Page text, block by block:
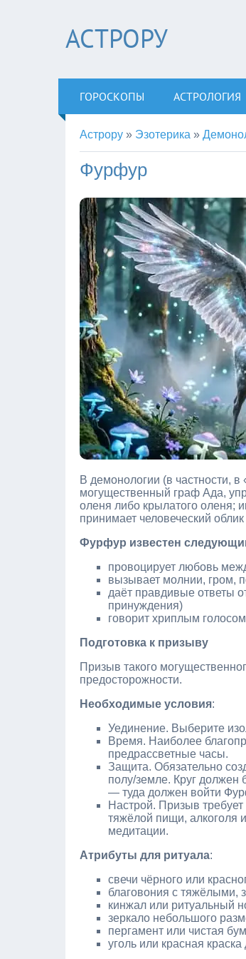
АСТРОРУ
ГОРОСКОПЫ АСТРОЛОГИЯ
Астрору » Эзотерика »
Фурфур
В демонологии (в частности,
могущественный граф Ада,
оленя либо крылатого оленя;
принимает человеческий
Фурфур известен
провоцирует любовь
вызывает молнии, гром,
даёт правдивые ответы
принуждения)
говорит хриплым
Подготовка к призыву
Призыв такого
предосторожности.
Необходимые условия:
Уединение. Выберите
Время. Наиболее
предрассветные часы.
Защита. Обязательно
полу/земле. Круг должен
— туда должен войти
Настрой. Призыв
тяжёлой пищи, алкоголя
медитации.
Атрибуты для ритуала:
свечи чёрного или
благовония с тяжёлыми,
кинжал или ритуальный
зеркало небольшого
пергамент или чистая
уголь или красная